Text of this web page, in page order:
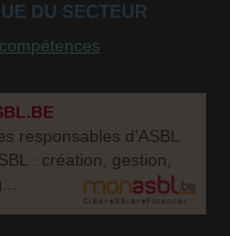
DU SECTEUR
responsables d’ASBL
: création, gestion,